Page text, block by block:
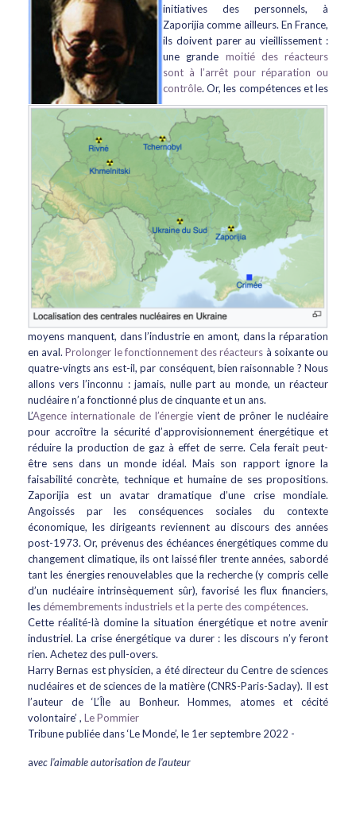
initiatives des personnels, à
Zaporijia comme ailleurs. En France,
ils doivent parer au vieillissement :
une grande moitié des réacteurs
sont à l’arrêt pour réparation ou
contrôle. Or, les compétences et les
moyens manquent, dans l’industrie en amont, dans la réparation
en aval.Prolonger le fonctionnement des réacteurs à soixante ou
quatre-vingts ans est-il, par conséquent, bien raisonnable ? Nous
allons vers l’inconnu : jamais, nulle part au monde, un réacteur
nucléaire n’a fonctionné plus de cinquante et un ans.
L’Agence internationale de l’énergievient de prôner le nucléaire
pour accroître la sécurité d’approvisionnement énergétique et
réduire la production de gaz à effet de serre. Cela ferait peut-
être sens dans un monde idéal. Mais son rapport ignore la
faisabilité concrète, technique et humaine de ses propositions.
Zaporijia est un avatar dramatique d’une crise mondiale.
Angoissés par les conséquences sociales du contexte
économique, les dirigeants reviennent au discours des années
post-1973. Or, prévenus des échéances énergétiques comme du
changement climatique, ils ont laissé filer trente années, sabordé
tant les énergies renouvelables que la recherche (y compris celle
d’un nucléaire intrinsèquement sûr), favorisé les flux financiers,
lesdémembrements industriels et la perte des compétences.
Cette réalité-là domine la situation énergétique et notre avenir
industriel. La crise énergétique va durer : les discours n’y feront
rien. Achetez des pull-overs.
Harry Bernas est physicien, a été directeur du Centre de sciences
nucléaires et de sciences de la matière (CNRS-Paris-Saclay). Il est
l’auteur de ‘L’Île au Bonheur. Hommes, atomes et cécité
volontaire’ , Le Pommier
Tribune publiée dans ‘Le Monde’, le 1er septembre 2022 -
avec l'aimable autorisation de l'auteur